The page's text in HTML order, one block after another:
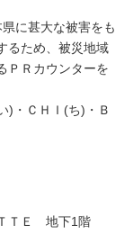
に甚大な被害をも
るため、被災地域
ＰＲカウンターを
)・ＣＨＩ(ち)・Ｂ
ＴＥ 地下1階